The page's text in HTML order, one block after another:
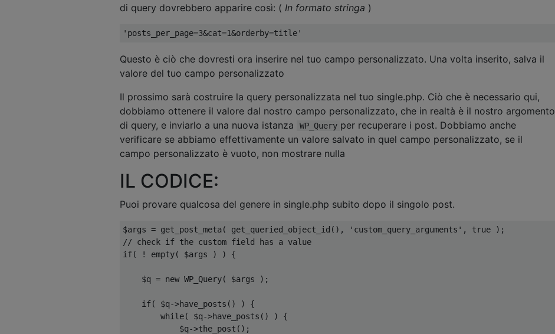
di query dovrebbero apparire così: ( In formato stringa )
'posts_per_page=3&cat=1&orderby=title'
Questo è ciò che dovresti ora inserire nel tuo campo personalizzato. Una volta inserito, salva il
valore del tuo campo personalizzato
Il prossimo sarà costruire la query personalizzata nel tuo single.php. Ciò che è necessario qui,
dobbiamo ottenere il valore dal nostro campo personalizzato, che in realtà è il nostro argomento
di query, e inviarlo a una nuova istanza
WP_Query per recuperare i post. Dobbiamo anche
verificare se abbiamo effettivamente un valore salvato in quel campo personalizzato, se il
campo personalizzato è vuoto, non mostrare nulla
IL CODICE:
Puoi provare qualcosa del genere in single.php subito dopo il singolo post.
$args = get_post_meta( get_queried_object_id (), 'custom_query_arguments' , true
);
// check if the custom field has a value
if( ! empty( $args ) ) {
    $q
= new WP_Query( $args );
if( $q->have_posts () )
{
while( $q->have_posts () )
{
            $q
->the_post ();